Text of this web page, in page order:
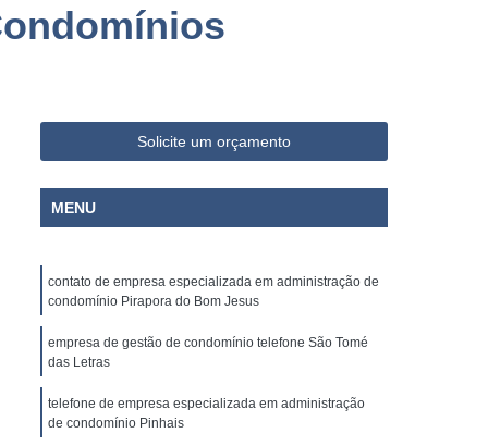
Empresa de Portaria e Limpeza
e Portaria
Empresa Portaria
Empresa Terceirizada de Portaria
de Condomínio
de Condomínios
de Condomínios Residenciais
de Condomínio
de Condomínio
de Condomínios
Solicite um orçamento
MENU
contato de empresa especializada em administração de
condomínio Pirapora do Bom Jesus
empresa de gestão de condomínio telefone São Tomé
das Letras
telefone de empresa especializada em administração
de condomínio Pinhais